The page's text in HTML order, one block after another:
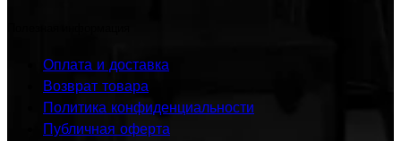
Оплата и доставка
Возврат товара
Политика конфиденциальности
Публичная оферта